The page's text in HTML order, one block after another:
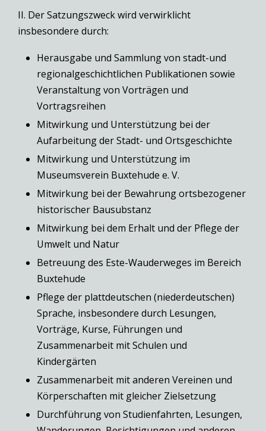
II. Der Satzungszweck wird verwirklicht
insbesondere durch:
Herausgabe und Sammlung von stadt-und
regionalgeschichtlichen Publikationen sowie
Veranstaltung von Vorträgen und
Vortragsreihen
Mitwirkung und Unterstützung bei der
Aufarbeitung der Stadt- und Ortsgeschichte
Mitwirkung und Unterstützung im
Museumsverein Buxtehude e. V.
Mitwirkung bei der Bewahrung ortsbezogener
historischer Bausubstanz
Mitwirkung bei dem Erhalt und der Pflege der
Umwelt und Natur
Betreuung des Este-Wauderweges im Bereich
Buxtehude
Pflege der plattdeutschen (niederdeutschen)
Sprache, insbesondere durch Lesungen,
Vorträge, Kurse, Führungen und
Zusammenarbeit mit Schulen und
Kindergärten
Zusammenarbeit mit anderen Vereinen und
Körperschaften mit gleicher Zielsetzung
Durchführung von Studienfahrten, Lesungen,